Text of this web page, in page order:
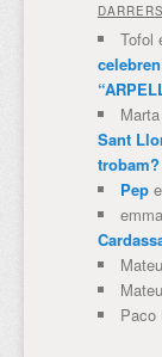
Tofol
Marta
Sant
Pep
emma
Mateu
Mateu
Paco